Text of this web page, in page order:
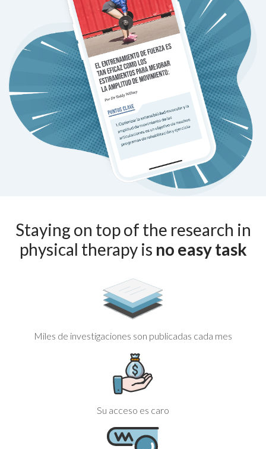
Staying on top of the research in
physical therapy is no easy task
Miles de investigaciones son publicadas cada mes
Su acceso es caro